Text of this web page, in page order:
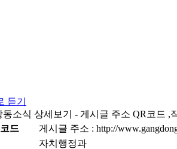
듣기
동소식 상세보기 - 게시글 주소 QR코드 ,
드
게시글 주소 : http://
자치행정과